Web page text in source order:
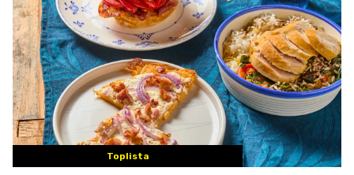
Toplista